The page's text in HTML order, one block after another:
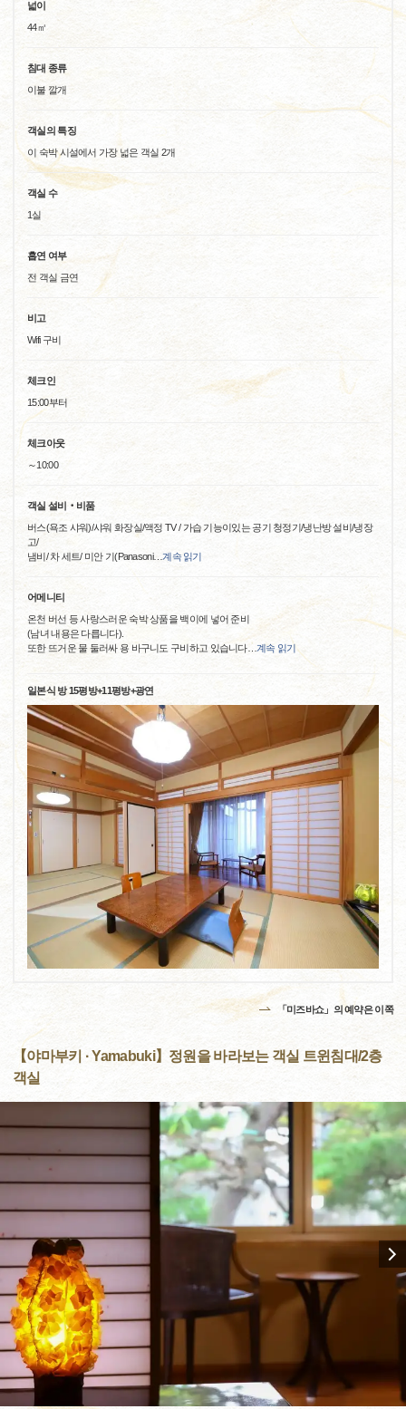
넓이
44㎡
침대 종류
이불 깔개
객실의 특징
이 숙박 시설에서 가장 넓은 객실 2개
객실 수
1실
흡연 여부
전 객실 금연
비고
Wifi 구비
체크인
15:00부터
체크아웃
～10:00
객실 설비‧비품
버스(욕조 샤워)/샤워 화장실/액정 TV / 가습 기능이있는 공기 청정기/냉난방 설비/냉장
고/
냄비/ 차 세트/ 미안 기(Panasoni…계속 읽기
어메니티
온천 버선 등 사랑스러운 숙박 상품을 백이에 넣어 준비
(남녀 내용은 다릅니다).
또한 뜨거운 물 둘러싸 용 바구니도 구비하고 있습니다… 계속 읽기
일본식 방 15평방+11평방+광연
「미즈바쇼」의 예약은 이쪽
【야마부키 · Yamabuki】정원을 바라보는 객실 트윈침대/2층
객실